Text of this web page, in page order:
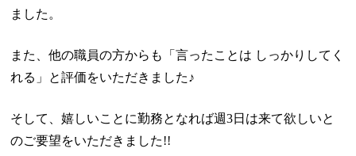
ました。
また、他の職員の方からも「言ったことは しっかりしてく
れる」と評価をいただきました♪
そして、嬉しいことに勤務となれば週3日は来て欲しいと
のご要望をいただきました!!